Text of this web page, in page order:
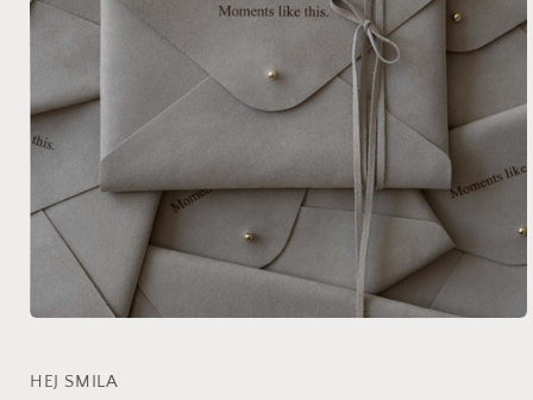
Modal
HEJ SMILA